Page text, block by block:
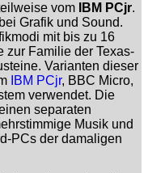
vom
IBM PCjr.
Grafik und Sound.
mit bis zu 16
zur Familie der Texas-
Varianten dieser
IBM PCjr, BBC Micro,
verwendet. Die
separaten
Musik und
PCs der damaligen